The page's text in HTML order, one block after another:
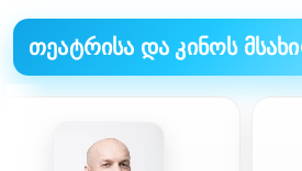
თეატრისა და კინოს